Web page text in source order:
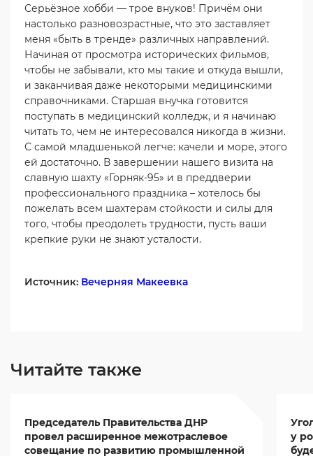
Серьёзное хобби — трое внуков! Причём они
настолько разновозрастные, что это заставляет
меня «быть в тренде» различных направлений.
Начиная от просмотра исторических фильмов,
чтобы не забывали, кто мы такие и откуда вышли,
и заканчивая даже некоторыми медицинскими
справочниками. Старшая внучка готовится
поступать в медицинский колледж, и я начинаю
читать то, чем не интересовался никогда в жизни.
С самой младшенькой легче: качели и море, этого
ей достаточно. В завершении нашего визита на
славную шахту «Горняк-95» и в преддверии
профессионального праздника – хотелось бы
пожелать всем шахтерам стойкости и силы для
того, чтобы преодолеть трудности, пусть ваши
крепкие руки не знают усталости.
Источник: Вечерняя Макеевка
Читайте также
Председатель Правительства ДНР
провел расширенное межотраслевое
совещание по развитию промышленной
у